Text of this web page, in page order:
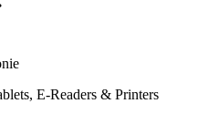
E-Readers & Printers